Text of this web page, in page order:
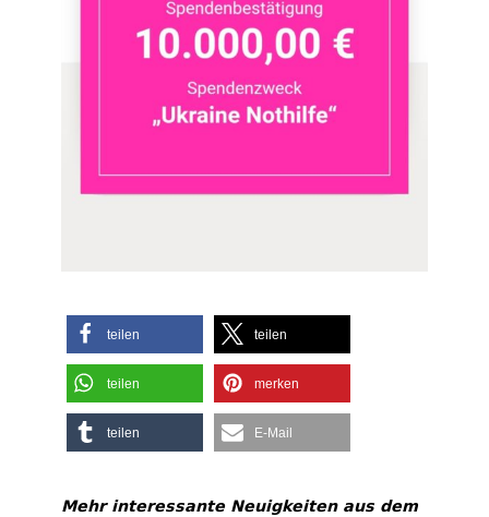
teilen teilen
teilen merken
teilen E-Mail
Mehr interessante Neuigkeiten aus dem